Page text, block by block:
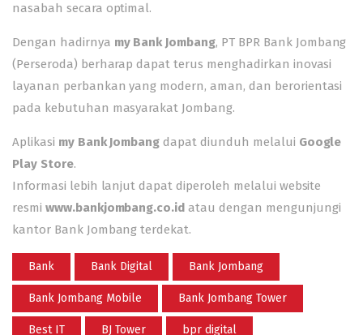
nasabah secara optimal.
Dengan hadirnya my Bank Jombang, PT BPR Bank Jombang
(Perseroda) berharap dapat terus menghadirkan inovasi
layanan perbankan yang modern, aman, dan berorientasi
pada kebutuhan masyarakat Jombang.
Aplikasi my Bank Jombang dapat diunduh melalui Google
Play Store.
Informasi lebih lanjut dapat diperoleh melalui website
resmi www.bankjombang.co.id atau dengan mengunjungi
kantor Bank Jombang terdekat.
Bank Bank Digital Bank Jombang
Bank Jombang Mobile Bank Jombang Tower
Best IT BJ Tower bpr digital